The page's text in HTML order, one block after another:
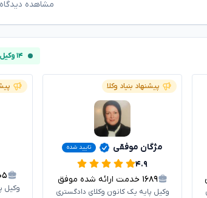
مشاهده
۱۴ وکیل آنلاین
پیشنهاد بنیاد وکلا
مژگان موفقی تایید شده
۴.۹
۱۶۸۹ خدمت ارائه شده موفق
وکیل پایه یک کانون وکلای دادگستری وکیل